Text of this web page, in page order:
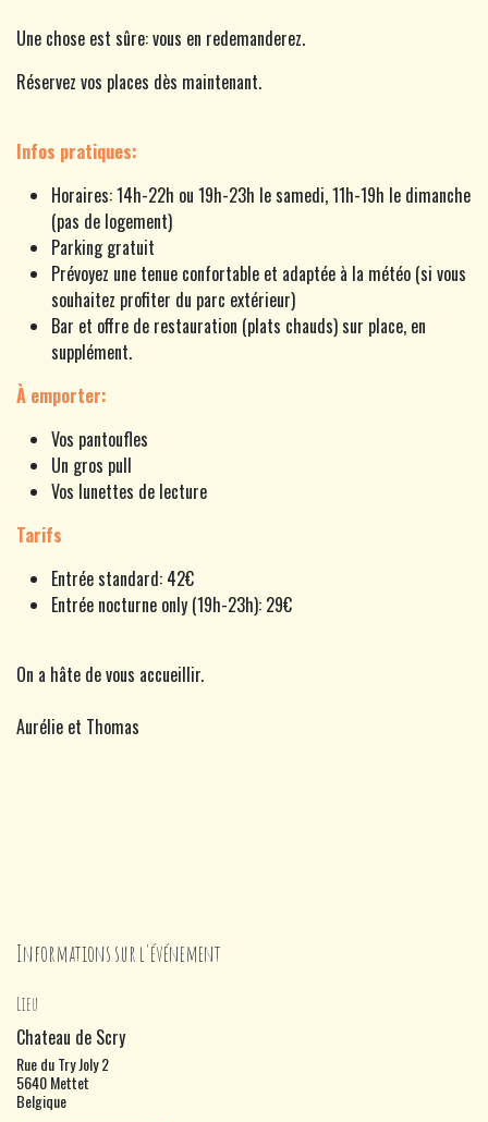
Une chose est sûre: vous en redemanderez.
Réservez vos places dès maintenant.
Infos pratiques:
Horaires: 14h-22h ou 19h-23h le samedi, 11h-19h le dimanche
(pas de logement)
Parking gratuit
Prévoyez une tenue confortable et adaptée à la météo (si vous
souhaitez profiter du parc extérieur)
Bar et offre de restauration (plats chauds) sur place, en
supplément.
À emporter:
Vos pantoufles
Un gros pull
Vos lunettes de lecture
Tarifs
Entrée standard: 42€
Entrée nocturne only (19h-23h): 29€
On a hâte de vous accueillir.
Aurélie et Thomas
Informations sur l'événement
Lieu
Chateau de Scry
Rue du Try Joly 2
5640 Mettet
Belgique